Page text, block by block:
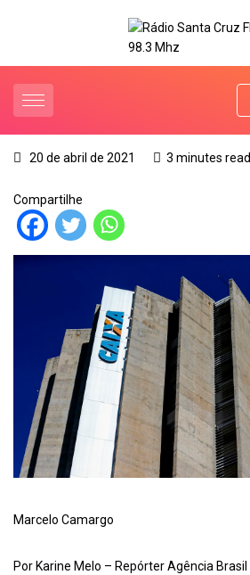
20 de abril de 2021 3 minutes read
Compartilhe
Marcelo Camargo
Por Karine Melo – Repórter Agência Brasil